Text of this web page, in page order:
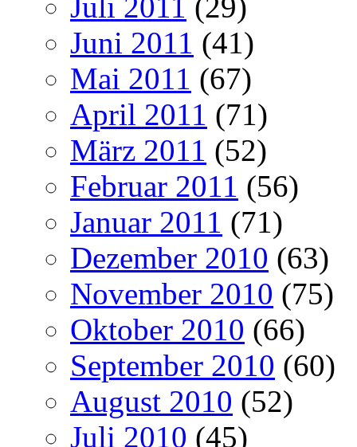
Juni 2011 (41)
Mai 2011 (67)
April 2011 (71)
März 2011 (52)
Februar 2011 (56)
Januar 2011 (71)
Dezember 2010 (63)
November 2010 (75)
Oktober 2010 (66)
September 2010 (60)
August 2010 (52)
Juli 2010 (45)